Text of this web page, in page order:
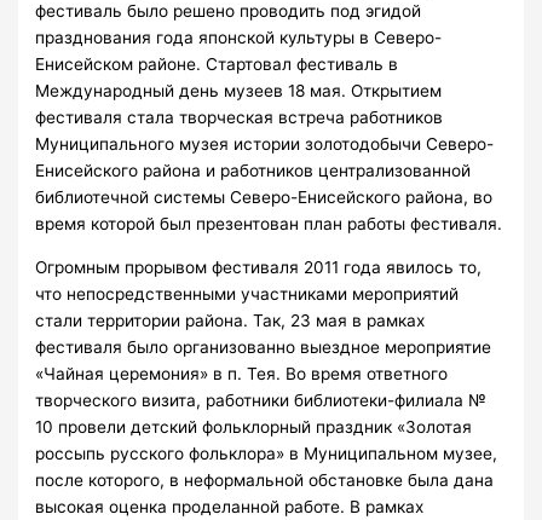
фестиваль было решено проводить под эгидой
празднования года японской культуры в Северо-
Енисейском районе. Стартовал фестиваль в
Международный день музеев 18 мая. Открытием
фестиваля стала творческая встреча работников
Муниципального музея истории золотодобычи Северо-
Енисейского района и работников централизованной
библиотечной системы Северо-Енисейского района, во
время которой был презентован план работы фестиваля.
Огромным прорывом фестиваля 2011 года явилось то,
что непосредственными участниками мероприятий
стали территории района. Так, 23 мая в рамках
фестиваля было организованно выездное мероприятие
«Чайная церемония» в п. Тея. Во время ответного
творческого визита, работники библиотеки-филиала №
10 провели детский фольклорный праздник «Золотая
россыпь русского фольклора» в Муниципальном музее,
после которого, в неформальной обстановке была дана
высокая оценка проделанной работе. В рамках